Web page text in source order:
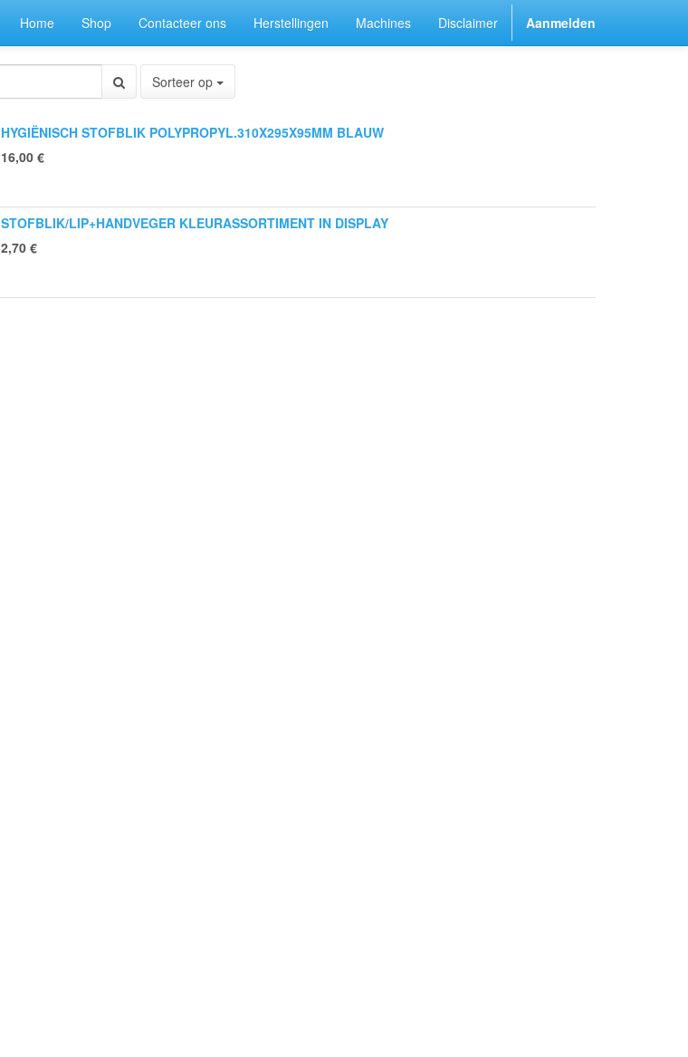
Home Shop Contacteer ons Herstellingen Machines Disclaimer Aanmelden
Sorteer op
HYGIËNISCH STOFBLIK POLYPROPYL.310X295X95MM BLAUW
16,00€
STOFBLIK/LIP+HANDVEGER KLEURASSORTIMENT IN DISPLAY
2,70€